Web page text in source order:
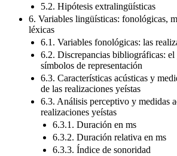
5.2. Hipótesis extralingüísticas
6. Variables lingüísticas: fonológicas,
léxicas
6.1. Variables fonológicas: las
6.2. Discrepancias bibliográficas:
símbolos de representación
6.3. Características acústicas y
de las realizaciones yeístas
6.3. Análisis perceptivo y medidas
realizaciones yeístas
6.3.1. Duración en ms
6.3.2. Duración relativa en ms
6.3.3. Índice de sonoridad